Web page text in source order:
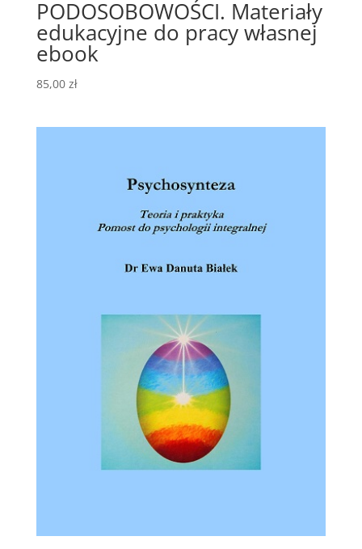
PODOSOBOWOŚCI. Materiały
edukacyjne do pracy własnej
ebook
85,00 zł